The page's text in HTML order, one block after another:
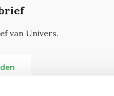
van Univers.